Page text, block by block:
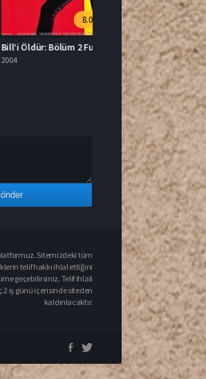
8.0
Bill’i Öldür: Bölüm 2 Full HD İzle
Sitemizdeki tüm
telif hakkı ihlal ettiğini
geçebilirsiniz. Telif ihlali
iş günü içerisinde siteden
kaldırılacaktır.